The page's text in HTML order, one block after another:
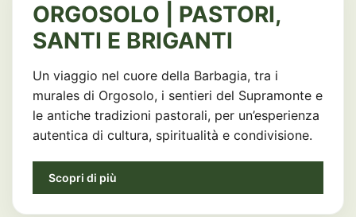
ORGOSOLO | PASTORI,
SANTI E BRIGANTI
Un viaggio nel cuore della Barbagia, tra i
murales di Orgosolo, i sentieri del Supramonte e
le antiche tradizioni pastorali, per un’esperienza
autentica di cultura, spiritualità e condivisione.
Scopri di più